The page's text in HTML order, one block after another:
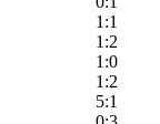
1:1
1:2
1:0
1:2
5:1